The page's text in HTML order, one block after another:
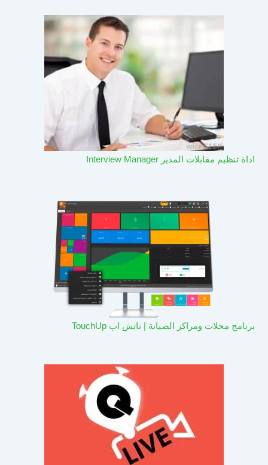
اداة تنظيم مقابلات المدير Interview Manager
برنامج محلات ومراكز الصيانة | تاتش اب TouchUp